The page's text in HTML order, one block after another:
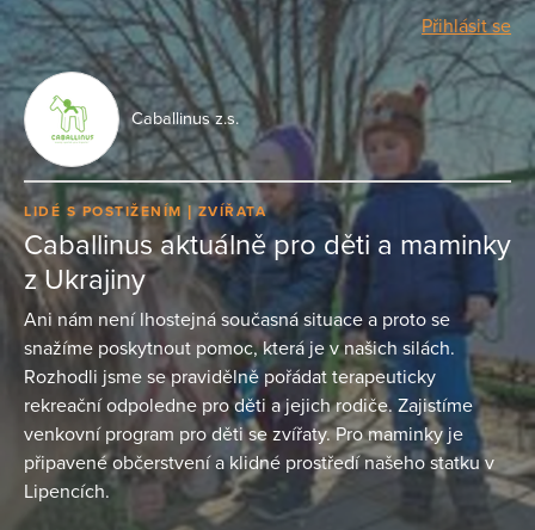
Přihlásit se
Caballinus z.s.
LIDÉ S POSTIŽENÍM ZVÍŘATA
Caballinus aktuálně pro děti a maminky
z Ukrajiny
Ani nám není lhostejná současná situace a proto se
snažíme poskytnout pomoc, která je v našich silách.
Rozhodli jsme se pravidělně pořádat terapeuticky
rekreační odpoledne pro děti a jejich rodiče. Zajistíme
venkovní program pro děti se zvířaty. Pro maminky je
připavené občerstvení a klidné prostředí našeho statku v
Lipencích.